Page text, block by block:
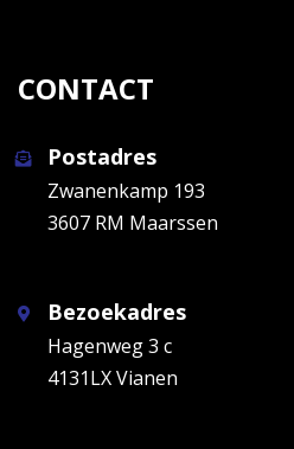
CONTACT
Postadres
Zwanenkamp 193
3607 RM Maarssen
Bezoekadres
Hagenweg 3 c
4131LX Vianen